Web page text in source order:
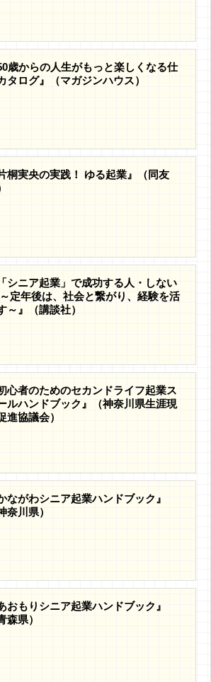
50歳からの人生がもっと楽しくなる仕
タログ』（マガジンハウス）
片桐実央の実践！ ゆる起業』（同友
「シニア起業」で成功する人・しない
定年後は、社会と繋がり、経験を活
～』（講談社）
初心者のためのセカンドライフ起業ス
ルハンドブック』（神奈川県生涯現
進協議会）
ながわシニア起業ハンドブック』
奈川県）
おもりシニア起業ハンドブック』
森県）